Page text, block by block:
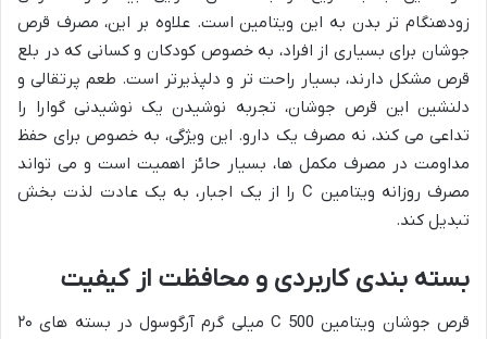
زودهنگام تر بدن به این ویتامین است. علاوه بر این، مصرف قرص
جوشان برای بسیاری از افراد، به خصوص کودکان و کسانی که در بلع
قرص مشکل دارند، بسیار راحت تر و دلپذیرتر است. طعم پرتقالی و
دلنشین این قرص جوشان، تجربه نوشیدن یک نوشیدنی گوارا را
تداعی می کند، نه مصرف یک دارو. این ویژگی، به خصوص برای حفظ
مداومت در مصرف مکمل ها، بسیار حائز اهمیت است و می تواند
مصرف روزانه ویتامین C را از یک اجبار، به یک عادت لذت بخش
تبدیل کند.
بسته بندی کاربردی و محافظت از کیفیت
قرص جوشان ویتامین C 500 میلی گرم آرگوسول در بسته های ۲۰